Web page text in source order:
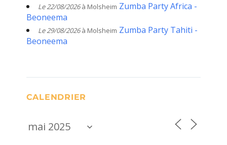
Le 22/08/2026à Molsheim Zumba Party Africa -
Beoneema
Le 29/08/2026à Molsheim Zumba Party Tahiti -
Beoneema
CALENDRIER